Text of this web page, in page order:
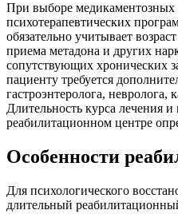
При выборе медикаментозных
психотерапевтических
обязательно учитывает
приема метадона и других
сопутствующих хронических
пациенту требуется
гастроэнтеролога, невролога,
Длительность курса лечения
реабилитационном центре
Особенности
Для психологического
длительный